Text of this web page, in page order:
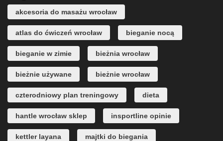
akcesoria do masażu wrocław
atlas do ćwiczeń wrocław bieganie nocą
bieganie w zimie bieżnia wrocław
bieżnie używane bieżnie wrocław
czterodniowy plan treningowy dieta
hantle wrocław sklep insportline opinie
kettler layana majtki do biegania